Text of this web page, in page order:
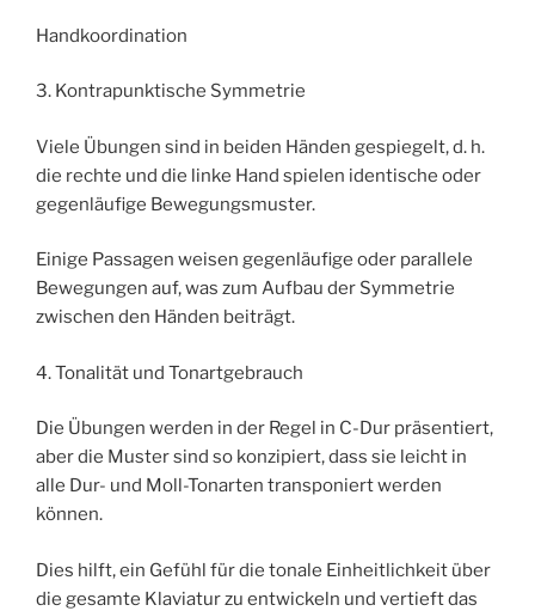
Handkoordination
3. Kontrapunktische Symmetrie
Viele Übungen sind in beiden Händen gespiegelt, d. h.
die rechte und die linke Hand spielen identische oder
gegenläufige Bewegungsmuster.
Einige Passagen weisen gegenläufige oder parallele
Bewegungen auf, was zum Aufbau der Symmetrie
zwischen den Händen beiträgt.
4. Tonalität und Tonartgebrauch
Die Übungen werden in der Regel in C-Dur präsentiert,
aber die Muster sind so konzipiert, dass sie leicht in
alle Dur- und Moll-Tonarten transponiert werden
können.
Dies hilft, ein Gefühl für die tonale Einheitlichkeit über
die gesamte Klaviatur zu entwickeln und vertieft das